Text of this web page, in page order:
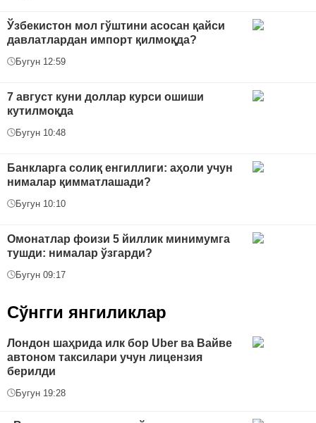
Ўзбекистон мол гўштини асосан қайси
давлатлардан импорт қилмоқда?
Бугун 12:59
7 август куни доллар курси ошиши
кутилмоқда
Бугун 10:48
Банкларга солиқ енгиллиги: аҳоли учун
нималар қимматлашади?
Бугун 10:10
Омонатлар фоизи 5 йиллик минимумга
тушди: нималар ўзгарди?
Бугун 09:17
Сўнгги янгиликлар
Лондон шаҳрида илк бор Uber ва Вайве
автоном таксилари учун лицензия
берилди
Бугун 19:28